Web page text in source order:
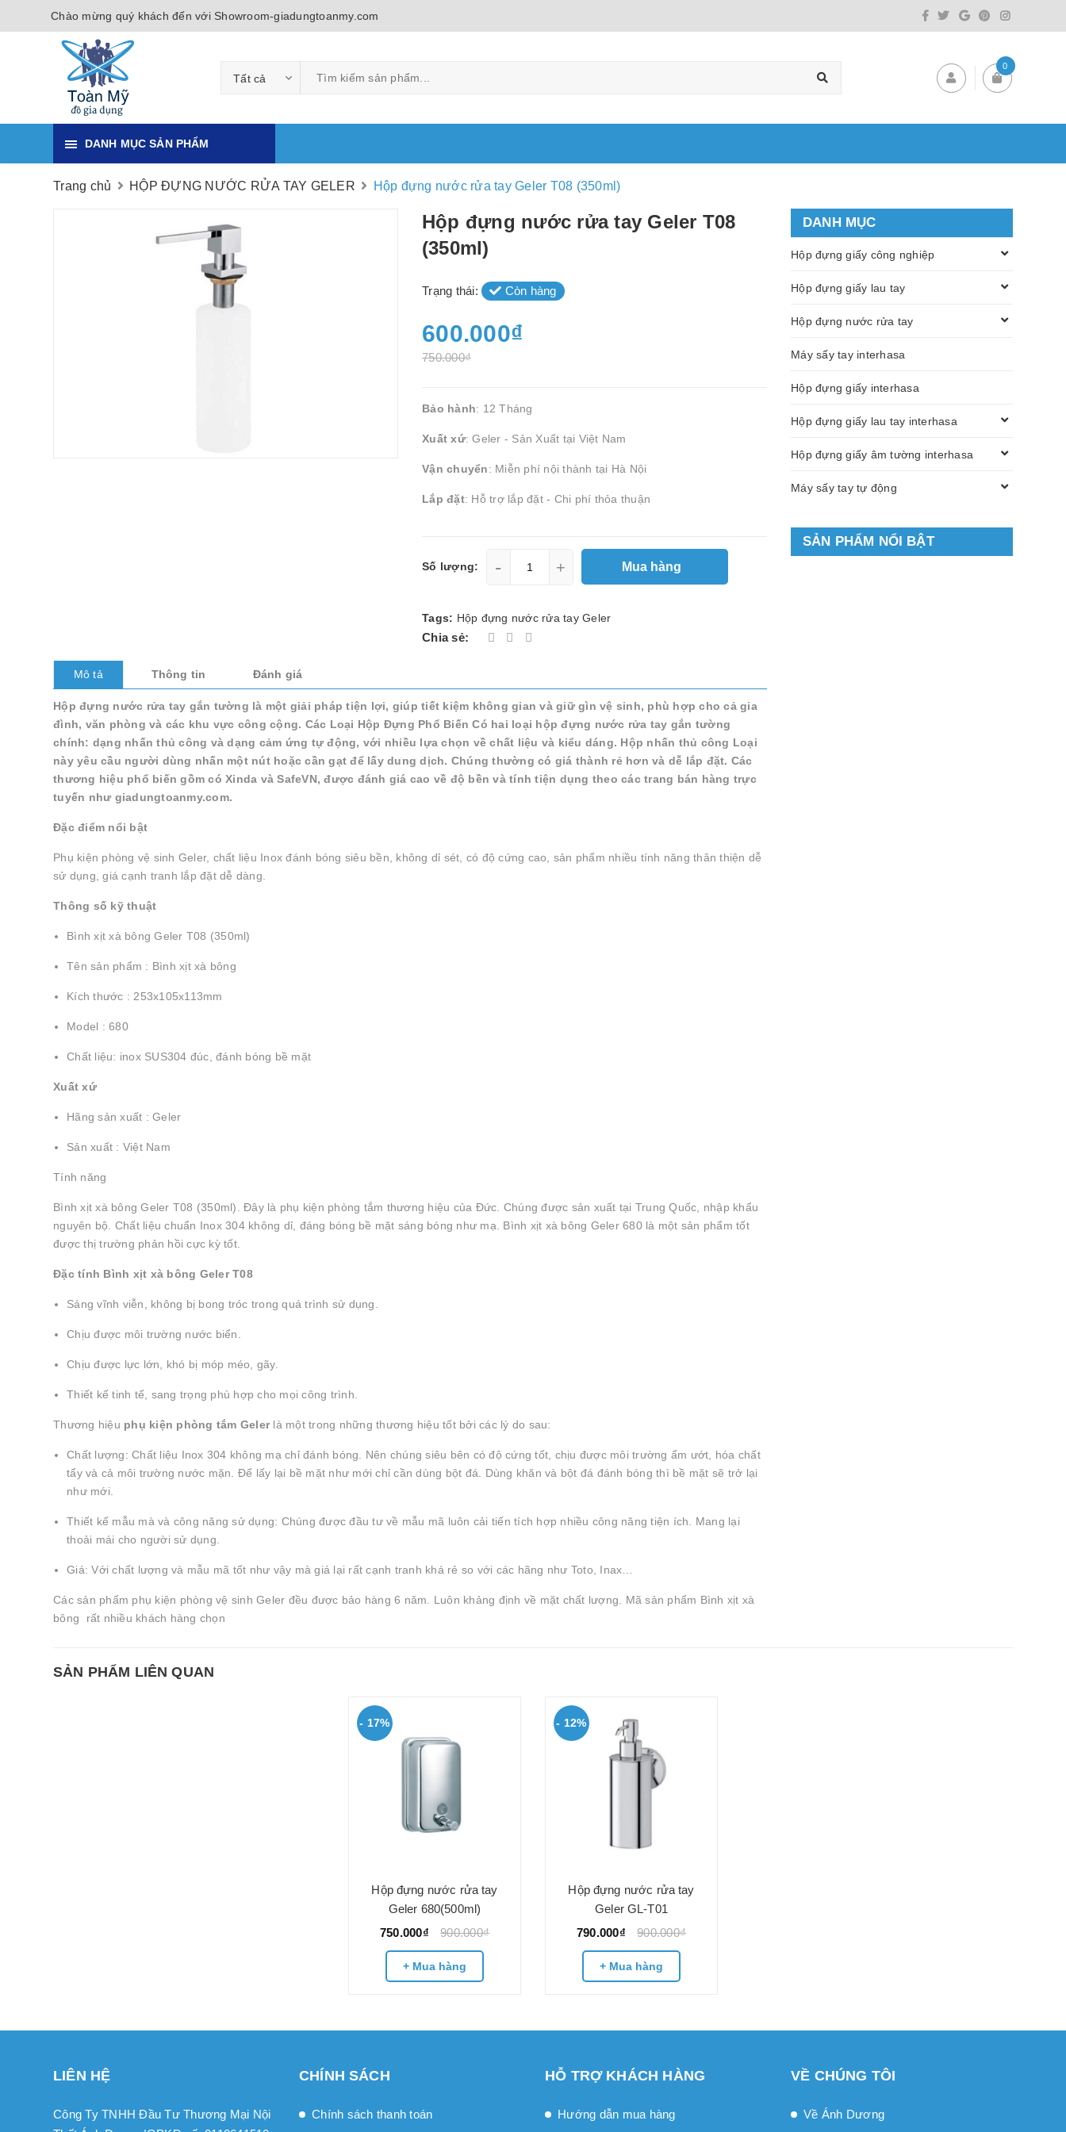
Chào mừng quý khách đến với Showroom-giadungtoanmy.com
Tất cả
0
DANH MỤC SẢN PHẨM
Trang chủ HỘP ĐỰNG NƯỚC RỬA TAY GELER Hộp đựng nước rửa tay Geler T08 (350ml)
Hộp đựng nước rửa tay Geler T08
(350ml)
Trạng thái: Còn hàng
600.000₫
750.000₫
Bảo hành: 12 Tháng
Xuất xứ: Geler - Sản Xuất tại Việt Nam
Vận chuyển: Miễn phí nội thành tại Hà Nội
Lắp đặt: Hỗ trợ lắp đặt - Chi phí thỏa thuận
Số lượng: - + Mua hàng
Tags: Hộp đựng nước rửa tay Geler
Chia sẻ:
Mô tả Thông tin Đánh giá
Hộp đựng nước rửa tay gắn tường là một giải pháp tiện lợi, giúp tiết kiệm không gian và giữ gìn vệ sinh, phù hợp cho cả gia
đình, văn phòng và các khu vực công cộng. Các Loại Hộp Đựng Phổ Biến Có hai loại hộp đựng nước rửa tay gắn tường
chính: dạng nhấn thủ công và dạng cảm ứng tự động, với nhiều lựa chọn về chất liệu và kiểu dáng. Hộp nhấn thủ công Loại
này yêu cầu người dùng nhấn một nút hoặc cần gạt để lấy dung dịch. Chúng thường có giá thành rẻ hơn và dễ lắp đặt. Các
thương hiệu phổ biến gồm có Xinda và SafeVN, được đánh giá cao về độ bền và tính tiện dụng theo các trang bán hàng trực
tuyến như giadungtoanmy.com.
Đặc điểm nổi bật
Phụ kiện phòng vệ sinh Geler, chất liệu Inox đánh bóng siêu bền, không dỉ sét, có độ cứng cao, sản phẩm nhiều tính năng thân thiện dễ
sử dụng, giá cạnh tranh lắp đặt dễ dàng.
Thông số kỹ thuật
Bình xịt xà bông Geler T08 (350ml)
Tên sản phẩm : Bình xịt xà bông
Kích thước : 253x105x113mm
Model : 680
Chất liệu: inox SUS304 đúc, đánh bóng bề mặt
Xuất xứ
Hãng sản xuất : Geler
Sản xuất : Việt Nam
Tính năng
Bình xịt xà bông Geler T08 (350ml). Đây là phụ kiện phòng tắm thương hiệu của Đức. Chúng được sản xuất tại Trung Quốc, nhập khẩu
nguyên bộ. Chất liệu chuẩn Inox 304 không dỉ, đáng bóng bề mặt sáng bóng như mạ. Bình xịt xà bông Geler 680 là một sản phẩm tốt
được thị trường phản hồi cực kỳ tốt.
Đặc tính Bình xịt xà bông Geler T08
Sáng vĩnh viễn, không bị bong tróc trong quá trình sử dụng.
Chịu được môi trường nước biển.
Chịu được lực lớn, khó bị móp méo, gãy.
Thiết kế tinh tế, sang trọng phù hợp cho mọi công trình.
Thương hiệu phụ kiện phòng tắm Gelerlà một trong những thương hiệu tốt bởi các lý do sau:
Chất lượng: Chất liệu Inox 304 không mạ chỉ đánh bóng. Nên chúng siêu bên có độ cứng tốt, chịu được môi trường ẩm ướt, hóa chất
tẩy và cả môi trường nước mặn. Để lấy lại bề mặt như mới chỉ cần dùng bột đá. Dùng khăn và bột đá đánh bóng thì bề mặt sẽ trở lại
như mới.
Thiết kế mẫu mà và công năng sử dụng: Chúng được đầu tư về mẫu mã luôn cải tiến tích hợp nhiều công năng tiện ích. Mang lại
thoải mái cho người sử dụng.
Giá: Với chất lượng và mẫu mã tốt như vậy mà giá lại rất cạnh tranh khá rẻ so với các hãng như Toto, Inax…
Các sản phẩm phụ kiện phòng vệ sinh Geler đều được bảo hàng 6 năm. Luôn khảng định về mặt chất lượng. Mã sản phẩm Bình xịt xà
bông rất nhiều khách hàng chọn
DANH MỤC
Hộp đựng giấy công nghiệp
Hộp đựng giấy lau tay
Hộp đựng nước rửa tay
Máy sấy tay interhasa
Hộp đựng giấy interhasa
Hộp đựng giấy lau tay interhasa
Hộp đựng giấy âm tường interhasa
Máy sấy tay tự động
SẢN PHẨM NỔI BẬT
SẢN PHẨM LIÊN QUAN
- 17%
Hộp đựng nước rửa tay
Geler 680(500ml)
750.000₫
900.000₫
+ Mua hàng
- 12%
Hộp đựng nước rửa tay
Geler GL-T01
790.000₫
900.000₫
+ Mua hàng
LIÊN HỆ
Công Ty TNHH Đầu Tư Thương Mại Nội
CHÍNH SÁCH
Chính sách thanh toán
HỖ TRỢ KHÁCH HÀNG
Hướng dẫn mua hàng
VỀ CHÚNG TÔI
Về Ánh Dương